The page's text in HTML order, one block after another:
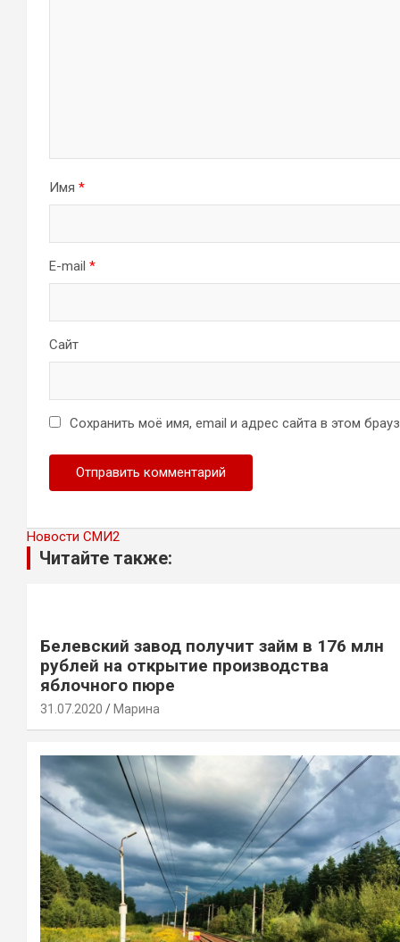
Имя *
E-mail *
Сайт
Сохранить моё имя, email и адрес сайта в этом
Новости СМИ2
Читайте также:
Белевский завод получит займ в 176 млн
рублей на открытие производства
яблочного пюре
31.07.2020 Марина